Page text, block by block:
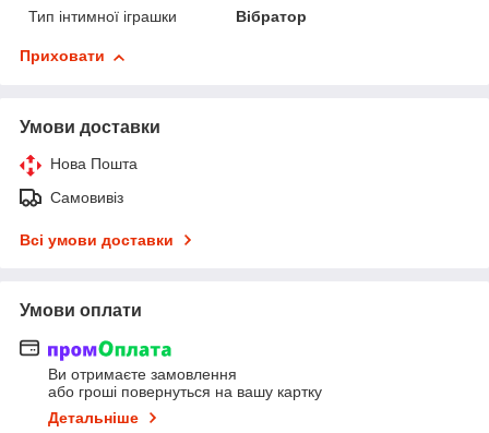
Тип інтимної іграшки
Вібратор
Приховати
Умови доставки
Нова Пошта
Самовивіз
Всі умови доставки
Умови оплати
Ви отримаєте замовлення
або гроші повернуться на вашу картку
Детальніше